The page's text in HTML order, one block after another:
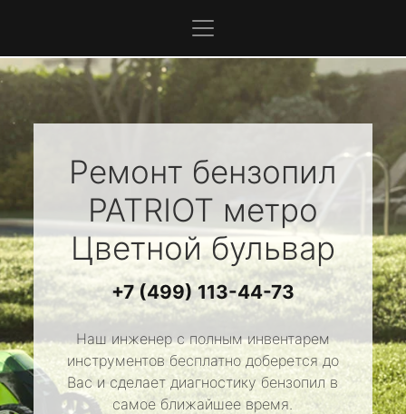
Ремонт бензопил
PATRIOT метро
Цветной бульвар
+7 (499) 113-44-73
Наш инженер с полным инвентарем
инструментов бесплатно доберется до
Вас и сделает диагностику бензопил в
самое ближайшее время.